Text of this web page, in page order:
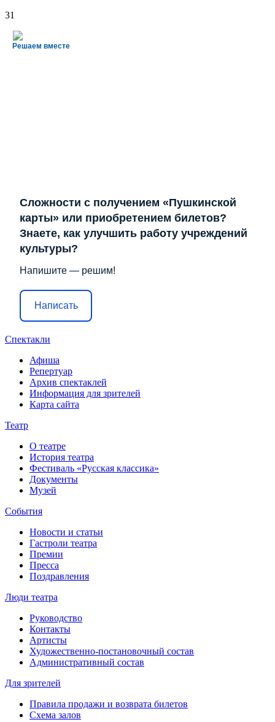
31
Решаем вместе
Сложности с получением «Пушкинской
карты» или приобретением билетов?
Знаете, как улучшить работу учреждений
культуры?
Напишите — решим!
Написать
Спектакли
Афиша
Репертуар
Архив спектаклей
Информация для зрителей
Карта сайта
Театр
О театре
История театра
Фестиваль «Русская классика»
Документы
Музей
События
Новости и статьи
Гастроли театра
Премии
Пресса
Поздравления
Люди театра
Руководство
Контакты
Артисты
Художественно-постановочный состав
Административный состав
Для зрителей
Правила продажи и возврата билетов
Схема залов